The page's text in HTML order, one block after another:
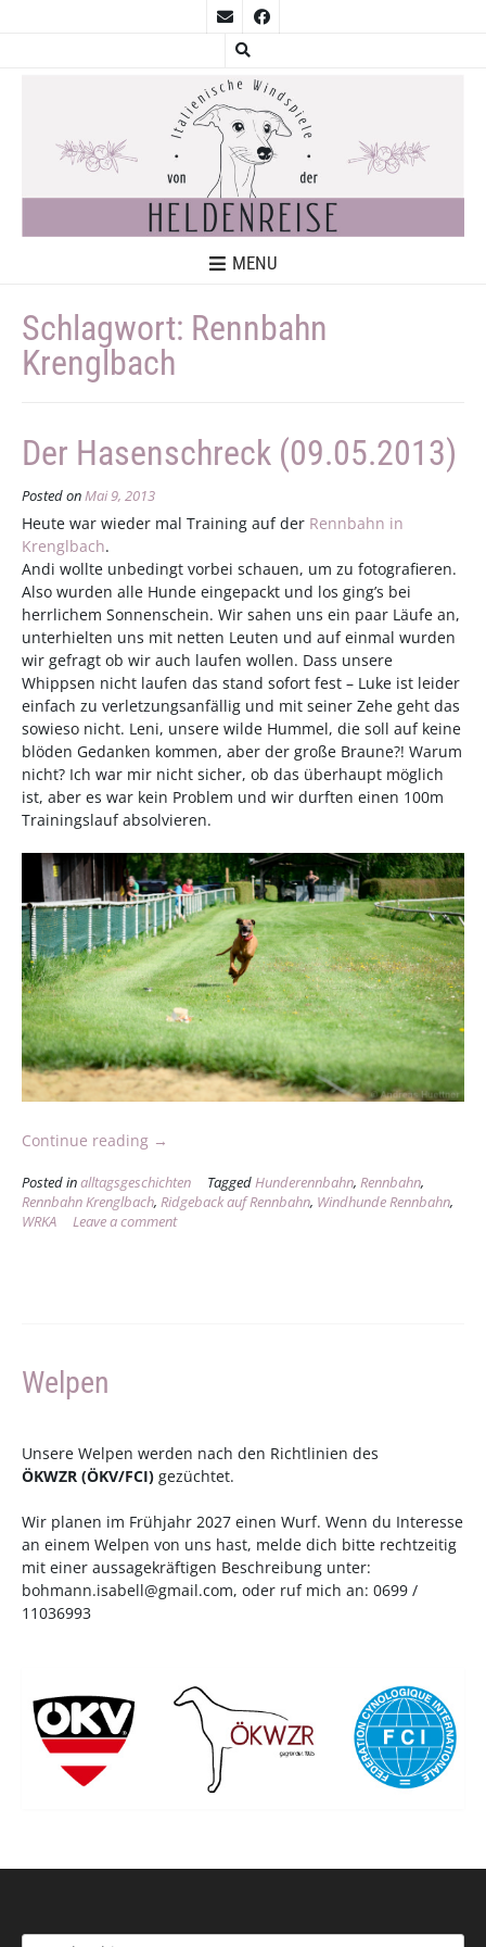
MENU
Schlagwort: Rennbahn
Krenglbach
Der Hasenschreck (09.05.2013)
Posted onMai 9, 2013
Heute war wieder mal Training auf der Rennbahn in
Krenglbach.
Andi wollte unbedingt vorbei schauen, um zu fotografieren.
Also wurden alle Hunde eingepackt und los ging’s bei
herrlichem Sonnenschein. Wir sahen uns ein paar Läufe an,
unterhielten uns mit netten Leuten und auf einmal wurden
wir gefragt ob wir auch laufen wollen. Dass unsere
Whippsen nicht laufen das stand sofort fest – Luke ist leider
einfach zu verletzungsanfällig und mit seiner Zehe geht das
sowieso nicht. Leni, unsere wilde Hummel, die soll auf keine
blöden Gedanken kommen, aber der große Braune?! Warum
nicht? Ich war mir nicht sicher, ob das überhaupt möglich
ist, aber es war kein Problem und wir durften einen 100m
Trainingslauf absolvieren.
Continue reading „Der
(09.05.2013)“
→
Posted inalltagsgeschichten TaggedHunderennbahn, Rennbahn,
Rennbahn Krenglbach, Ridgeback auf Rennbahn, Windhunde Rennbahn,
WRKA
Leave a comment
Welpen
Unsere Welpen werden nach den Richtlinien des
ÖKWZR (ÖKV/FCI) gezüchtet.
Wir planen im Frühjahr 2027 einen Wurf. Wenn du Interesse
an einem Welpen von uns hast, melde dich bitte rechtzeitig
mit einer aussagekräftigen Beschreibung unter:
bohmann.isabell@gmail.com, oder ruf mich an: 0699 /
11036993